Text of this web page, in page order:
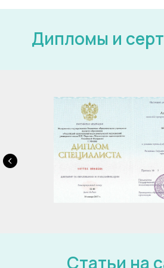
Дипломы и
Статьи на